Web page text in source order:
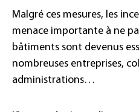
Malgré ces mesures, les
menace importante à ne
bâtiments sont devenus
nombreuses entreprises,
administrations…